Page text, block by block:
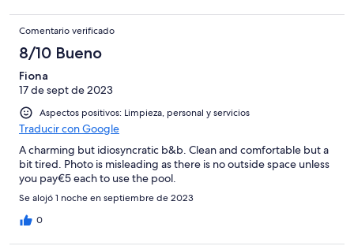
Comentario verificado
8/10 Bueno
Fiona
17 de sept de 2023
Aspectos positivos: Limpieza, personal y servicios
Traducir con Google
A charming but idiosyncratic b&b. Clean and comfortable but a
bit tired. Photo is misleading as there is no outside space unless
you pay€5 each to use the pool.
Se alojó 1 noche en septiembre de 2023
0